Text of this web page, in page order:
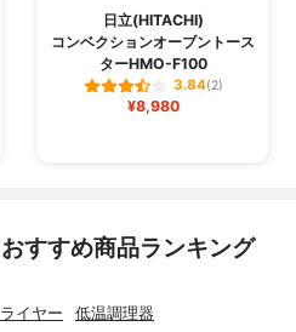
日立(HITACHI)
コンベクションオーブントース
ターHMO-F100
3.84(2)
¥8,980
すすめ商品ランキング
イヤー 低温調理器